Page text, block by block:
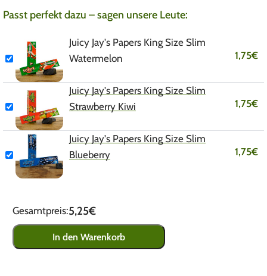
Passt perfekt dazu – sagen unsere Leute:
Juicy Jay's Papers King Size Slim
Watermelon
1,75€
Juicy Jay's Papers King Size Slim
Strawberry Kiwi
1,75€
Juicy Jay's Papers King Size Slim
Blueberry
1,75€
Gesamtpreis:5,25€
In den Warenkorb